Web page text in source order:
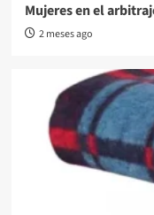
Mujeres en el
2 meses ago